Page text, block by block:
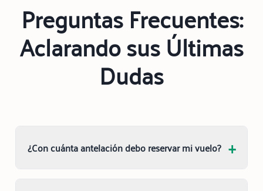
Preguntas Frecuentes:
Aclarando sus Últimas
Dudas
¿Con cuánta antelación debo reservar mi vuelo? +
Uno de los beneficios de la aviación privada es la